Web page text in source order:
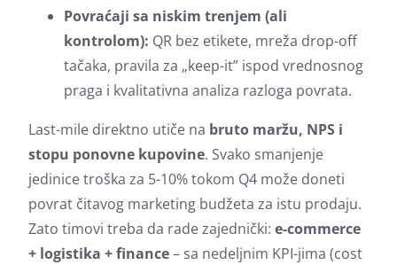
Povraćaji sa niskim trenjem (ali
kontrolom): QR bez etikete, mreža drop-off
tačaka, pravila za „keep-it” ispod vrednosnog
praga i kvalitativna analiza razloga povrata.
Last-mile direktno utiče na bruto maržu, NPS i
stopu ponovne kupovine. Svako smanjenje
jedinice troška za 5-10% tokom Q4 može doneti
povrat čitavog marketing budžeta za istu prodaju.
Zato timovi treba da rade zajednički: e-commerce
+ logistika + finance– sa nedeljnim KPI-jima (cost